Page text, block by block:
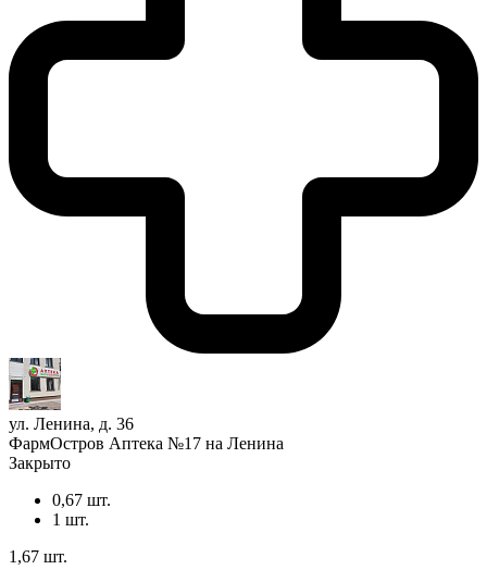
ул. Ленина, д. 36
ФармОстров Аптека №17 на Ленина
Закрыто
0,67 шт.
1 шт.
1,67 шт.